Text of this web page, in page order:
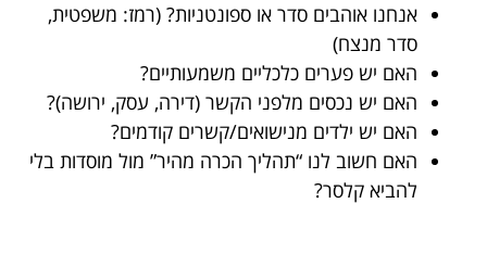
אנחנו אוהבים סדר או ספונטניות? (רמז: משפטית,
סדר מנצח)
האם יש פערים כלכליים משמעותיים?
האם יש נכסים מלפני הקשר (דירה, עסק, ירושה)?
האם יש ילדים מנישואים/קשרים קודמים?
האם חשוב לנו “תהליך הכרה מהיר” מול מוסדות בלי
להביא קלסר?